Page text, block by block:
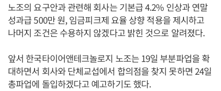
노조의 요구안과 관련해 회사는 기본급 4.2% 인상과 연말
성과급 500만 원, 임금피크제 요율 상향 적용을 제시하고
나머지 조건은 수용하지 않겠다고 밝힌 것으로 알려졌다.
앞서 한국타이어앤테크놀로지 노조는 19일 부분파업을 확
대하면서 회사와 단체교섭에서 합의점을 찾지 못하면 24일
총파업에 돌입하겠다고 예고하기도 했다.